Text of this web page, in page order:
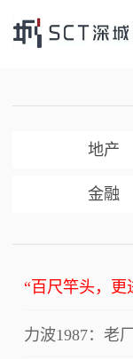
地产
金融